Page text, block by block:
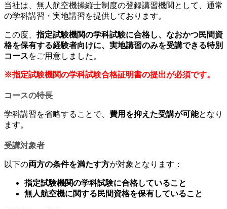
当社は、無人航空機操縦士制度の登録講習機関として、通常
の学科講習・実地講習を提供しております。
この度、指定試験機関の学科試験に合格し、なおかつ民間資
格を保有する経験者向けに、実地講習のみを受講できる特別
コースをご用意しました。
※指定試験機関の学科試験合格証明書の提出が必須です。
コースの特長
学科講習を省略することで、 費用を抑えた受講が可能となり
ます。
受講対象者
以下の両方の条件を満たす方が対象となります：
指定試験機関の学科試験に合格していること
無人航空機に関する民間資格を保有していること